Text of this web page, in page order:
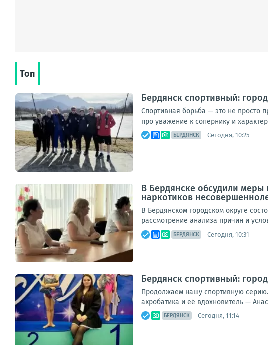
Топ
Бердянск спортивный:
Спортивная борьба — это не просто
про уважение к сопернику и
БЕРДЯНСК Сегодня, 10:25
В Бердянске обсудили меры
наркотиков
В Бердянском городском округе
рассмотрение анализа причин и
БЕРДЯНСК Сегодня, 10:31
Бердянск спортивный:
Продолжаем нашу спортивную
акробатика и её вдохновитель —
БЕРДЯНСК Сегодня, 11:14